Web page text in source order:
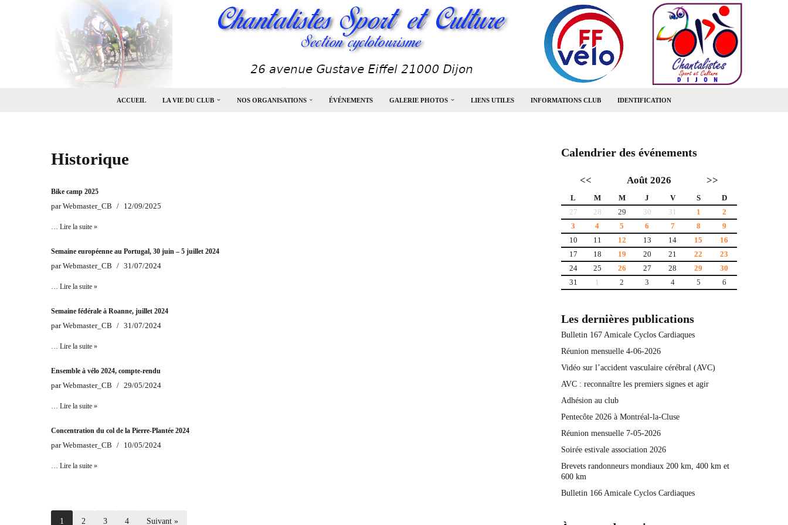
ACCUEIL LA VIE DU CLUB NOS ORGANISATIONS ÉVÉNEMENTS GALERIE PHOTOS LIENS UTILES INFORMATIONS CLUB IDENTIFICATION
Historique
Bike camp 2025
parWebmaster_CB 12/09/2025
… Lire la suite »
Semaine européenne au Portugal, 30 juin – 5 juillet 2024
parWebmaster_CB 31/07/2024
… Lire la suite »
Semaine fédérale à Roanne, juillet 2024
parWebmaster_CB 31/07/2024
… Lire la suite »
Ensemble à vélo 2024, compte-rendu
parWebmaster_CB 29/05/2024
… Lire la suite »
Concentration du col de la Pierre-Plantée 2024
parWebmaster_CB 10/05/2024
… Lire la suite »
1 2 3 4 Suivant »
Calendrier des événements
<< Août 2026 >>
L M M J V S
D
27
28 29 30 31 1
2
3
4 5 6 7 8
9
10
11 12 13 14 15
16
17
18 19 20 21 22
23
24
25 26 27 28 29
30
31
1 2 3 4 5 6
Les dernières publications
Bulletin 167 Amicale Cyclos Cardiaques
Réunion mensuelle 4-06-2026
Vidéo sur l’accident vasculaire cérébral (AVC)
AVC : reconnaître les premiers signes et agir
Adhésion au club
Pentecôte 2026 à Montréal-la-Cluse
Réunion mensuelle 7-05-2026
Soirée estivale association 2026
Brevets randonneurs mondiaux 200 km, 400 km et
600 km
Bulletin 166 Amicale Cyclos Cardiaques